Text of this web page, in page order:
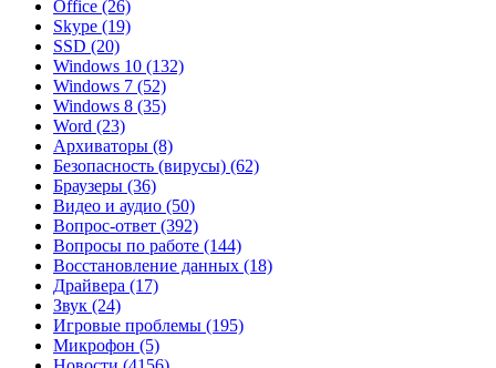
Office (26)
Skype (19)
SSD (20)
Windows 10 (132)
Windows 7 (52)
Windows 8 (35)
Word (23)
Архиваторы (8)
Безопасность (вирусы) (62)
Браузеры (36)
Видео и аудио (50)
Вопрос-ответ (392)
Вопросы по работе (144)
Восстановление данных (18)
Драйвера (17)
Звук (24)
Игровые проблемы (195)
Микрофон (5)